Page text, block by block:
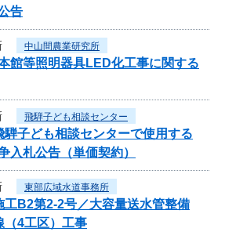
告
中山間農業研究所
館等照明器具LED化工事に関する
飛騨子ども相談センター
子ども相談センターで使用する
入札公告（単価契約）
東部広域水道事務所
工B2第2-2号／大容量送水管整備
4工区）工事